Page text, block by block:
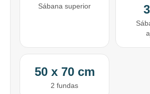
Sábana superior
50 x 70 cm
2 fundas
Fecha de nacimiento
Continuar
Elegí Pago Después como
* sujeto a aprobación crediticia. El